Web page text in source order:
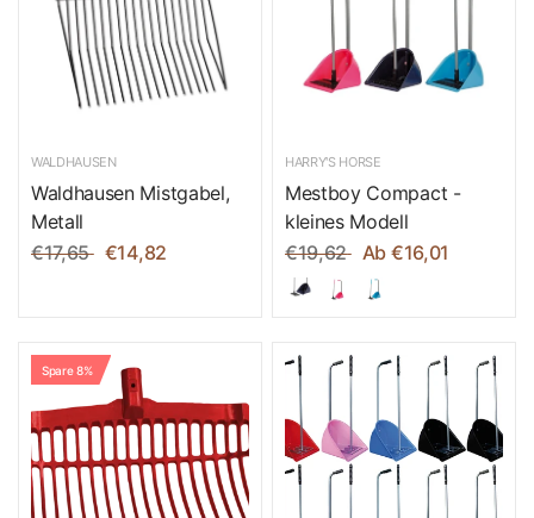
WALDHAUSEN
Waldhausen Mistgabel,
Metall
€17,65
€14,82
HARRY'S HORSE
Mestboy Compact -
kleines Modell
€19,62
Ab €16,01
Spare 8%